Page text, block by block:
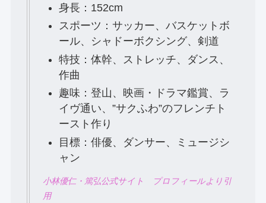
身長：152cm
スポーツ：サッカー、バスケットボ
ール、シャドーボクシング、剣道
特技：体幹、ストレッチ、ダンス、
作曲
趣味：登山、映画・ドラマ鑑賞、ラ
イヴ通い、”サクふわ”のフレンチト
ースト作り
目標：俳優、ダンサー、ミュージシ
ャン
小林優仁・篤弘公式サイト プロフィールより引
用